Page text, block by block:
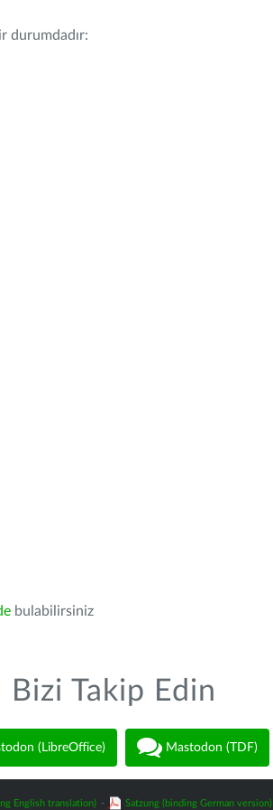
durumdadır:
bulabilirsiniz
Bizi Takip Edin
(LibreOffice) Mastodon (TDF)
English translation) - Satzung (binding German version)